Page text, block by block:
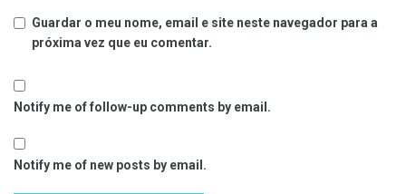
Guardar o meu nome, email e site neste navegador para a
próxima vez que eu comentar.
Notify me of follow-up comments by email.
Notify me of new posts by email.